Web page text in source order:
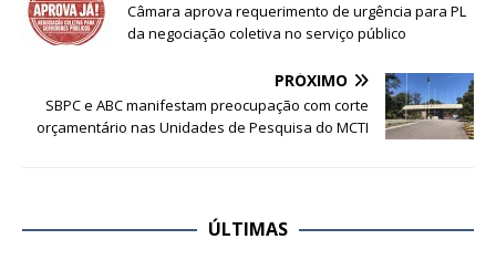
Câmara aprova requerimento de urgência para PL
da negociação coletiva no serviço público
PRÓXIMO
SBPC e ABC manifestam preocupação com corte
orçamentário nas Unidades de Pesquisa do MCTI
ÚLTIMAS